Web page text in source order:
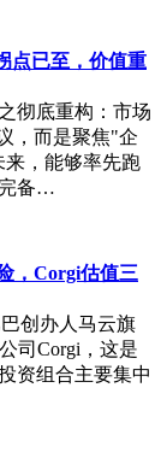
点已至，价值重
彻底重构：市场
，而是聚焦"企
，能够率先跑
备…
，Corgi估值三
创办人马云旗
司Corgi，这是
资组合主要集中